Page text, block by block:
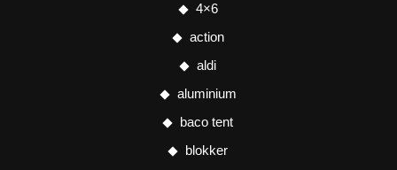
4×6
action
aldi
aluminium
baco tent
blokker